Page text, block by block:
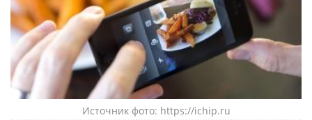
Источник фото: https://ichip.ru